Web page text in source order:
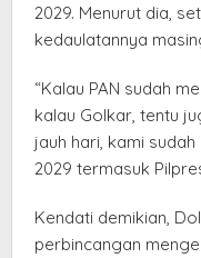
2029. Menurut dia,
kedaulatannya
“Kalau PAN sudah
kalau Golkar, tentu
jauh hari, kami
2029 termasuk
Kendati demikian,
perbincangan